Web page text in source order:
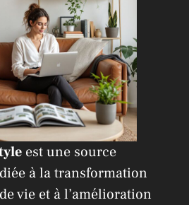
est une source
à la transformation
vie et à l’amélioration